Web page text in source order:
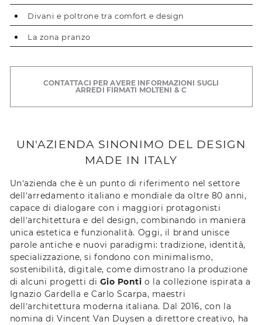
Divani e poltrone tra comfort e design
La zona pranzo
CONTATTACI PER AVERE INFORMAZIONI SUGLI
ARREDI FIRMATI MOLTENI & C
UN'AZIENDA SINONIMO DEL DESIGN
MADE IN ITALY
Un’azienda che è un punto di riferimento nel settore
dell’arredamento italiano e mondiale da oltre 80 anni,
capace di dialogare con i maggiori protagonisti
dell’architettura e del design, combinando in maniera
unica estetica e funzionalità. Oggi, il brand unisce
parole antiche e nuovi paradigmi: tradizione, identità,
specializzazione, si fondono con minimalismo,
sostenibilità, digitale, come dimostrano la produzione
di alcuni progetti di Gio Pontio la collezione ispirata a
Ignazio Gardella e Carlo Scarpa, maestri
dell’architettura moderna italiana. Dal 2016, con la
nomina di Vincent Van Duysen a direttore creativo, ha